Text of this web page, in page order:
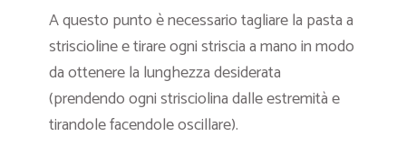
A questo punto è necessario tagliare la pasta a
striscioline e tirare ogni striscia a mano in modo
da ottenere la lunghezza desiderata
(prendendo ogni strisciolina dalle estremità e
tirandole facendole oscillare).